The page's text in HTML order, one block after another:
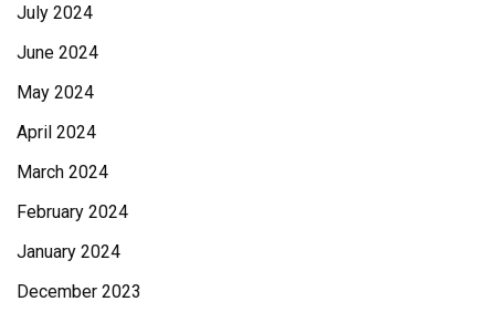
July 2024
June 2024
May 2024
April 2024
March 2024
February 2024
January 2024
December 2023